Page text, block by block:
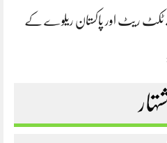
ٹکٹ ریٹ اور پاکستان ریلوے کے